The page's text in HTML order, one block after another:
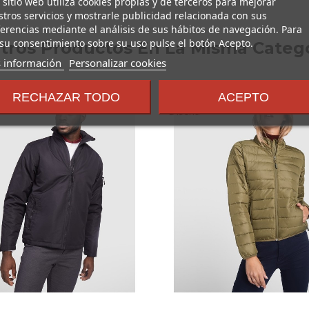
Productos En La Misma
servicios y mostrarle publicidad relacionada con sus
mediante el análisis de sus hábitos de navegación. Para
consentimiento sobre su uso pulse el botón Acepto.
información
sobre
y
condiciones
Personalizar cookies
RECHAZAR TODO ACEPTO